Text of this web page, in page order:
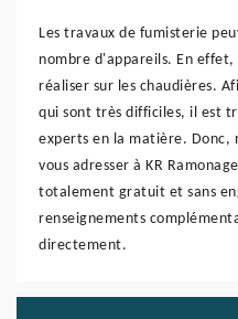
Les travaux de fumisterie
nombre d'appareils. En
réaliser sur les chaudières.
qui sont très difficiles, il est
experts en la matière. Donc,
vous adresser à KR
totalement gratuit et sans
renseignements
directement.